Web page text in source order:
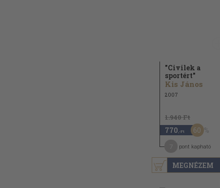
MEGNÉZEM
"Civilek a
sportért"
Kis János
2007
1.940 Ft
770 ,-Ft 60
pont kapható